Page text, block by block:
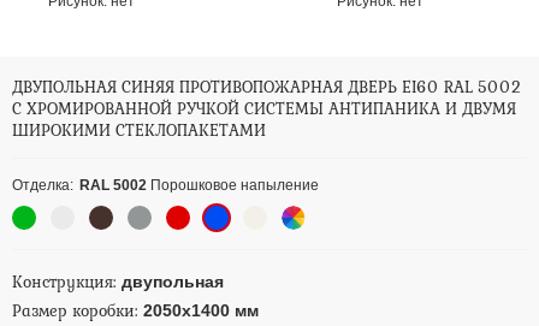
ДВУПОЛЬНАЯ СИНЯЯ ПРОТИВОПОЖАРНАЯ ДВЕРЬ EI60 RAL 5002
С ХРОМИРОВАННОЙ РУЧКОЙ СИСТЕМЫ АНТИПАНИКА И ДВУМЯ
ШИРОКИМИ СТЕКЛОПАКЕТАМИ
Отделка: RAL 5002 Порошковое напыление
Конструкция: двупольная
Размер коробки: 2050х1400 мм